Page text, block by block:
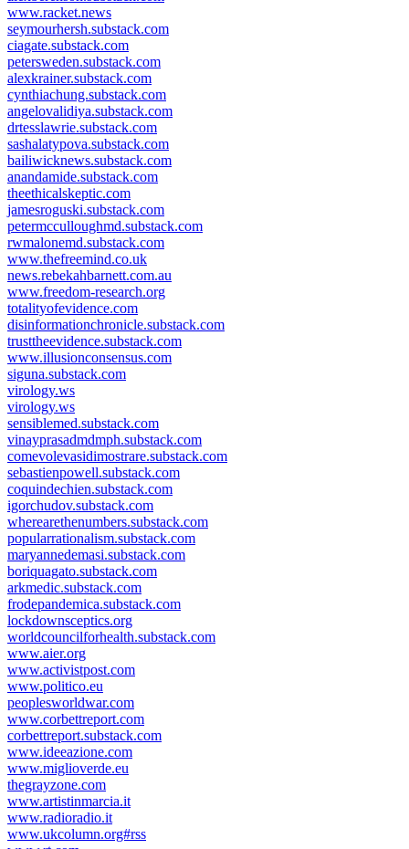
www.racket.news
seymourhersh.substack.com
ciagate.substack.com
petersweden.substack.com
alexkrainer.substack.com
cynthiachung.substack.com
angelovalidiya.substack.com
drtesslawrie.substack.com
sashalatypova.substack.com
bailiwicknews.substack.com
anandamide.substack.com
theethicalskeptic.com
jamesroguski.substack.com
petermcculloughmd.substack.com
rwmalonemd.substack.com
www.thefreemind.co.uk
news.rebekahbarnett.com.au
www.freedom-research.org
totalityofevidence.com
disinformationchronicle.substack.com
trusttheevidence.substack.com
www.illusionconsensus.com
siguna.substack.com
virology.ws
virology.ws
sensiblemed.substack.com
vinayprasadmdmph.substack.com
comevolevasidimostrare.substack.com
sebastienpowell.substack.com
coquindechien.substack.com
igorchudov.substack.com
wherearethenumbers.substack.com
popularrationalism.substack.com
maryannedemasi.substack.com
boriquagato.substack.com
arkmedic.substack.com
frodepandemica.substack.com
lockdownsceptics.org
worldcouncilforhealth.substack.com
www.aier.org
www.activistpost.com
www.politico.eu
peoplesworldwar.com
www.corbettreport.com
corbettreport.substack.com
www.ideeazione.com
www.miglioverde.eu
thegrayzone.com
www.artistinmarcia.it
www.radioradio.it
www.ukcolumn.org#rss